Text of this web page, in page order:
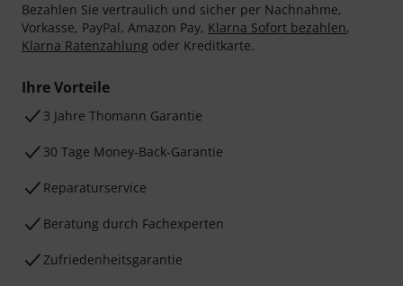
Bezahlen Sie vertraulich und sicher per Nachnahme,
Vorkasse, PayPal, Amazon Pay, Klarna Sofort bezahlen,
Klarna Ratenzahlung oder Kreditkarte.
Ihre Vorteile
3 Jahre Thomann Garantie
30 Tage Money-Back-Garantie
Reparaturservice
Beratung durch Fachexperten
Zufriedenheitsgarantie